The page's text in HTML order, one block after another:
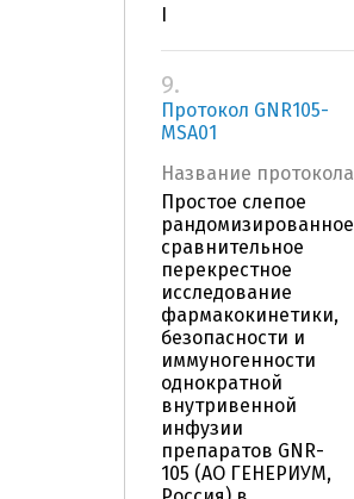
9.
Протокол GNR105-
MSA01
Название протокола
Простое слепое
рандомизированное
сравнительное
перекрестное
исследование
фармакокинетики,
безопасности и
иммуногенности
однократной
внутривенной
инфузии
препаратов GNR-
105 (АО ГЕНЕРИУМ,